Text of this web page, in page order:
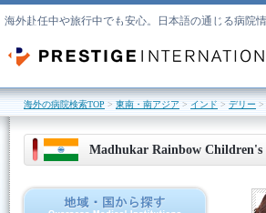
海外赴任中や旅行中でも安心。日本語の通じる病院
海外の病院検索TOP>東南・南アジア>インド>デリー>
Madhukar Rainbow